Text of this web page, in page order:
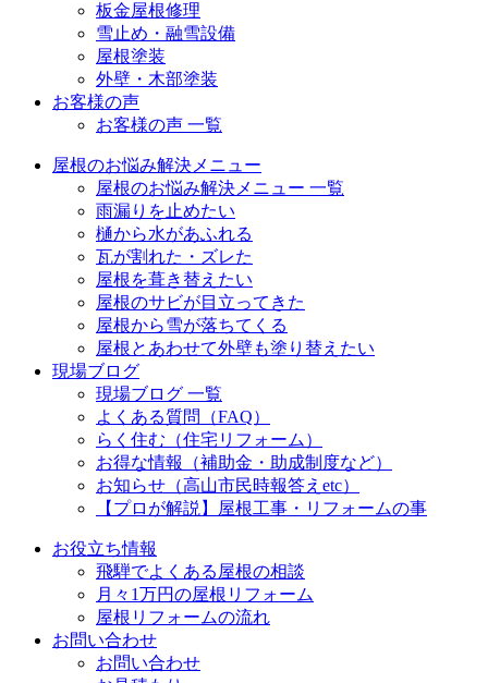
板金屋根修理
雪止め・融雪設備
屋根塗装
外壁・木部塗装
お客様の声
お客様の声 一覧
屋根のお悩み解決メニュー
屋根のお悩み解決メニュー 一覧
雨漏りを止めたい
樋から水があふれる
瓦が割れた・ズレた
屋根を葺き替えたい
屋根のサビが目立ってきた
屋根から雪が落ちてくる
屋根とあわせて外壁も塗り替えたい
現場ブログ
現場ブログ 一覧
よくある質問（FAQ）
らく住む（住宅リフォーム）
お得な情報（補助金・助成制度など）
お知らせ（高山市民時報答えetc）
【プロが解説】屋根工事・リフォームの事
お役立ち情報
飛騨でよくある屋根の相談
月々1万円の屋根リフォーム
屋根リフォームの流れ
お問い合わせ
お問い合わせ